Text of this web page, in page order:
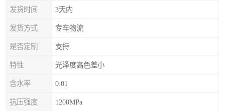
发货时间 3天内
发货方式 专车物流
是否定制 支持
特性 光泽度高色差小
含水率 0.01
抗压强度 1200MPa